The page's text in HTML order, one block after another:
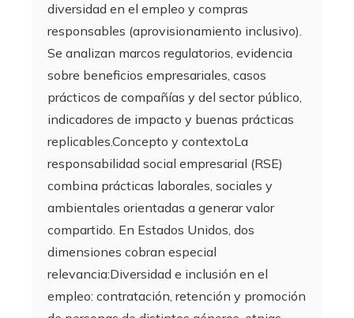
diversidad en el empleo y compras
responsables (aprovisionamiento inclusivo).
Se analizan marcos regulatorios, evidencia
sobre beneficios empresariales, casos
prácticos de compañías y del sector público,
indicadores de impacto y buenas prácticas
replicables.Concepto y contextoLa
responsabilidad social empresarial (RSE)
combina prácticas laborales, sociales y
ambientales orientadas a generar valor
compartido. En Estados Unidos, dos
dimensiones cobran especial
relevancia:Diversidad e inclusión en el
empleo: contratación, retención y promoción